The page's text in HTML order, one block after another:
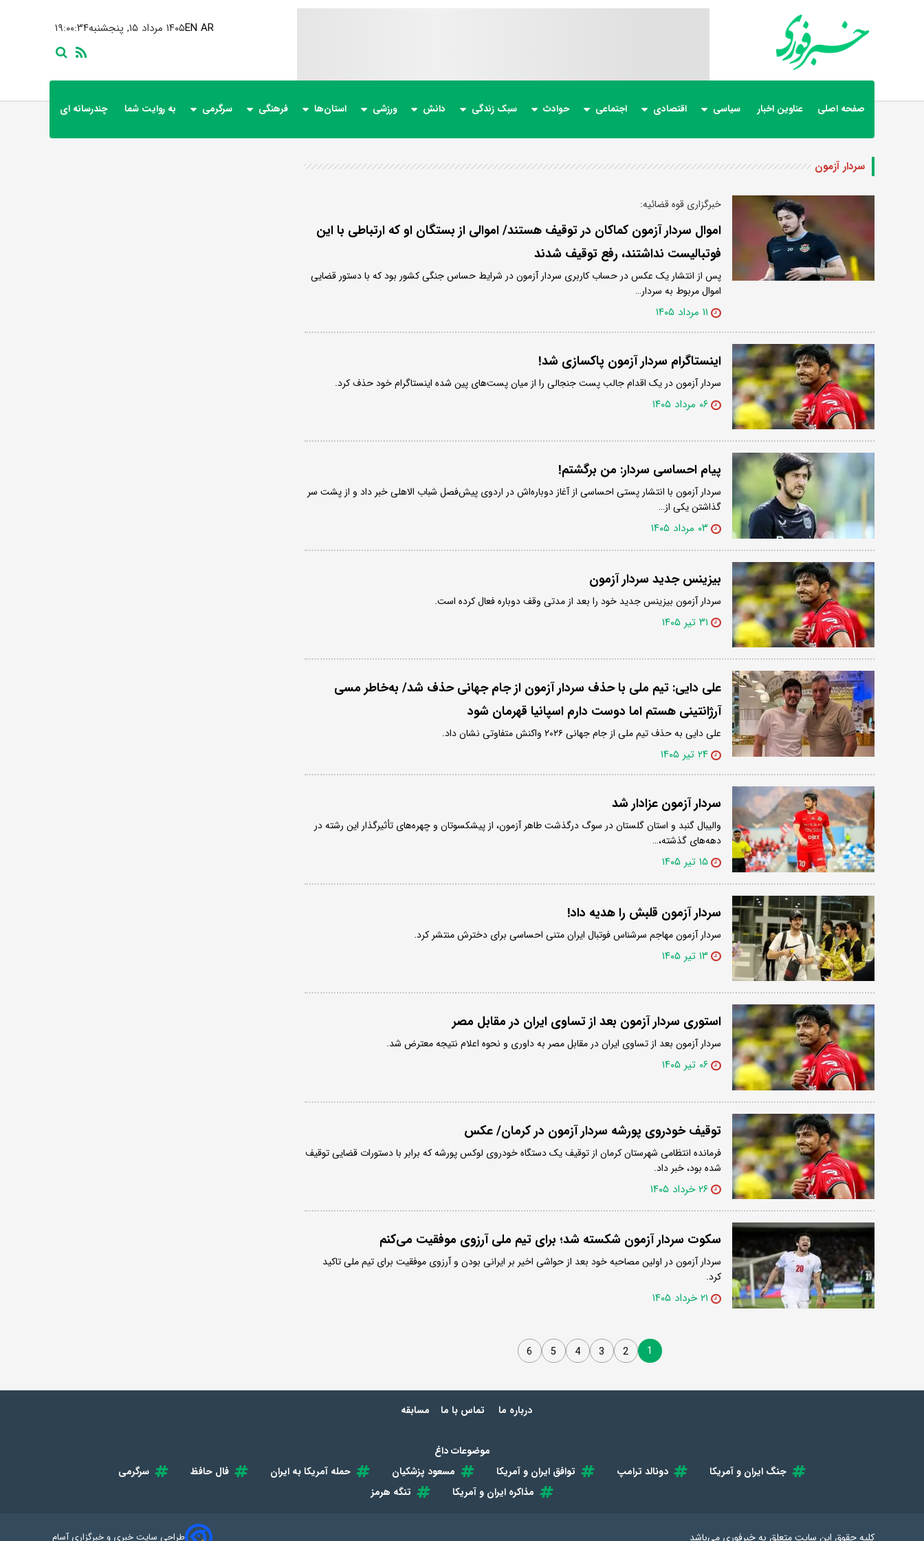
۱۹:۰۰:۳۴ ۱۴۰۵ مرداد ۱۵, پنجشنبهEN AR
صفحه اصلی عناوین اخبار سیاسی اقتصادی اجتماعی حوادث سبک زندگی دانش ورزشی استان‌ها فرهنگی سرگرمی به روایت شما چندرسانه ای
سردار آزمون
خبرگزاری قوه قضائیه:
اموال سردار آزمون کماکان در توقیف هستند/ اموالی از بستگان او که ارتباطی با این
فوتبالیست نداشتند، رفع توقیف شدند
پس از انتشار یک عکس در حساب کاربری سردار آزمون در شرایط حساس جنگی کشور بود که با دستور قضایی
اموال مربوط به سردار…
۱۱ مرداد ۱۴۰۵
اینستاگرام سردار آزمون پاکسازی شد!
سردار آزمون در یک اقدام جالب پست جنجالی را از میان پست‌های پین شده اینستاگرام خود حذف کرد.
۰۶ مرداد ۱۴۰۵
پیام احساسی سردار: من برگشتم!
سردار آزمون با انتشار پستی احساسی از آغاز دوباره‌اش در اردوی پیش‌فصل شباب الاهلی خبر داد و از پشت سر
گذاشتن یکی از…
۰۳ مرداد ۱۴۰۵
بیزینس جدید سردار آزمون
سردار آزمون بیزینس جدید خود را بعد از مدتی وقف دوباره فعال کرده است.
۳۱ تیر ۱۴۰۵
علی دایی: تیم ملی با حذف سردار آزمون از جام جهانی حذف شد/ به‌خاطر مسی
آرژانتینی هستم اما دوست دارم اسپانیا قهرمان شود
علی دایی به حذف تیم ملی از جام جهانی ۲۰۲۶ واکنش متفاوتی نشان داد.
۲۴ تیر ۱۴۰۵
سردار آزمون عزادار شد
والیبال گنبد و استان گلستان در سوگ درگذشت طاهر آزمون، از پیشکسوتان و چهره‌های تأثیرگذار این رشته در
دهه‌های گذشته،…
۱۵ تیر ۱۴۰۵
سردار آزمون قلبش را هدیه داد!
سردار آزمون مهاجم سرشناس فوتبال ایران متنی احساسی برای دخترش منتشر کرد.
۱۳ تیر ۱۴۰۵
استوری سردار آزمون بعد از تساوی ایران در مقابل مصر
سردار آزمون بعد از تساوی ایران در مقابل مصر به داوری و نحوه اعلام نتیجه معترض شد.
۰۶ تیر ۱۴۰۵
توقیف خودروی پورشه سردار آزمون در کرمان/ عکس
فرمانده انتظامی شهرستان کرمان از توقیف یک دستگاه خودروی لوکس پورشه که برابر با دستورات قضایی توقیف
شده بود، خبر داد.
۲۶ خرداد ۱۴۰۵
سکوت سردار آزمون شکسته شد؛ برای تیم ملی آرزوی موفقیت می‌کنم
سردار آزمون در اولین مصاحبه خود بعد از حواشی اخیر بر ایرانی بودن و آرزوی موفقیت برای تیم ملی تاکید
کرد.
۲۱ خرداد ۱۴۰۵
1
2
3
4
5
6
درباره ما تماس با ما مسابقه
موضوعات داغ
جنگ ایران و آمریکا
دونالد ترامپ توافق ایران و آمریکا مسعود پزشکیان حمله آمریکا به ایران فال حافظ
سرگرمی
مذاکره ایران و آمریکا
تنگه هرمز
کلیه حقوق این سایت متعلق بهخبرفوری می‌باشد طراحی سایت خبری و خبرگزاری آسام